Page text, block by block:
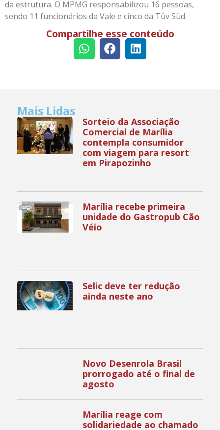
da estrutura. O MPMG responsabilizou 16 pessoas,
sendo 11 funcionários da Vale e cinco da Tüv Süd.
Compartilhe esse conteúdo
Mais Lidas
Sorteio da Associação
Comercial de Marília
contempla consumidor
com viagem para resort
em Pirapozinho
Marília recebe primeira
unidade do Gastropub Cão
Véio
Selic deve ter redução
ainda neste ano
Novo Desenrola Brasil
prorrogado até o final de
agosto
Marília reage com
solidariedade ao chamado